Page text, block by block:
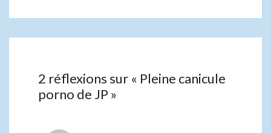
2 réflexions sur « Pleine canicule
porno de JP »